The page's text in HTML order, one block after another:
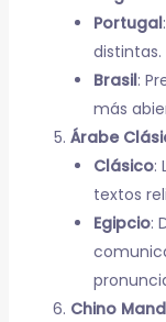
Portugal
distintas.
Brasil:
más
Árabe
Clásico:
textos
Egipcio:
Chino